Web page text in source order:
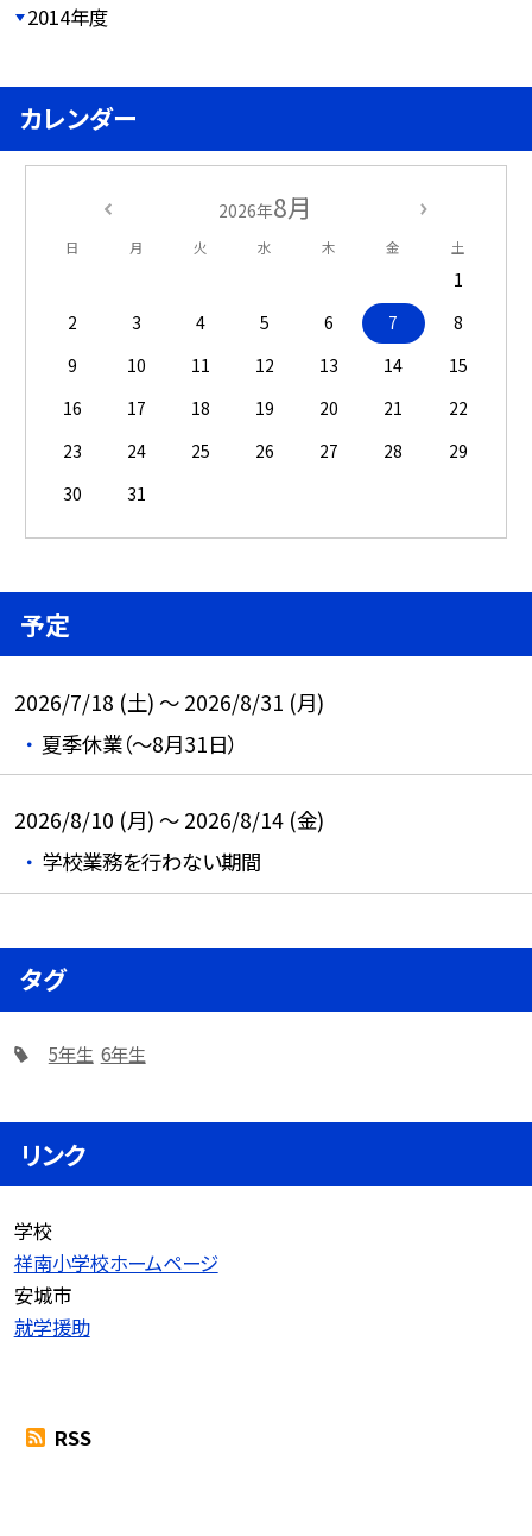
2014年度
カレンダー
2026年8月
日 月 火 水 木 金 土
1
2
3 4 5 6 7
8
9
10 11 12 13 14
15
16
17 18 19 20 21
22
23
24 25 26 27 28
29
30
31
予定
2026/7/18 (土) ～ 2026/8/31 (月)
夏季休業（～8月31日）
2026/8/10 (月) ～ 2026/8/14 (金)
学校業務を行わない期間
タグ
5年生 6年生
リンク
学校
祥南小学校ホームページ
安城市
就学援助
RSS